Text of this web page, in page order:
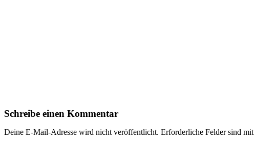
Schreibe einen Kommentar
Deine E-Mail-Adresse wird nicht veröffentlicht. Erforderliche Felder sind mit